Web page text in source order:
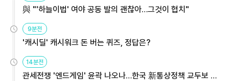
與 "'하늘이법' 여야 공동 발의 괜찮아…그것이 협치"
9분전
'캐시딜' 캐시워크 돈 버는 퀴즈, 정답은?
14분전
관세전쟁 '엔드게임' 윤곽 나오나…한국 新통상정책 교두보 활